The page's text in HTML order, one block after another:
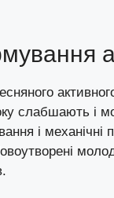
слабшають і
і